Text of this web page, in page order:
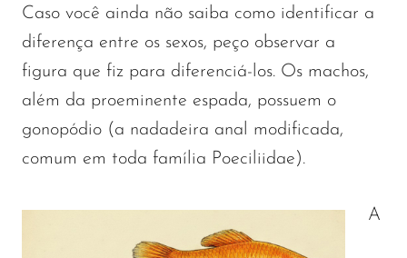
Caso você ainda não saiba como identificar a
diferença entre os sexos, peço observar a
figura que fiz para diferenciá-los. Os machos,
além da proeminente espada, possuem o
gonopódio (a nadadeira anal modificada,
comum em toda família Poeciliidae).
A